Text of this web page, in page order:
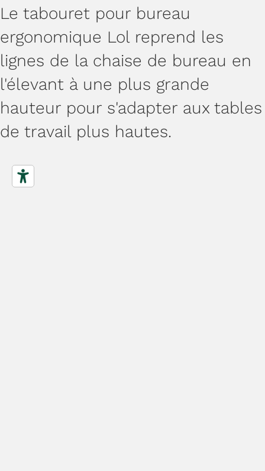
Le tabouret pour bureau
ergonomique Lol reprend les
lignes de la chaise de bureau en
l'élevant à une plus grande
hauteur pour s'adapter aux tables
de travail plus hautes.